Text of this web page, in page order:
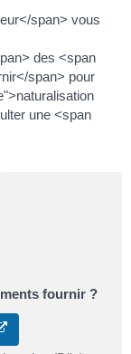
span> vous
des <span
span> pour
une <span
fournir ?